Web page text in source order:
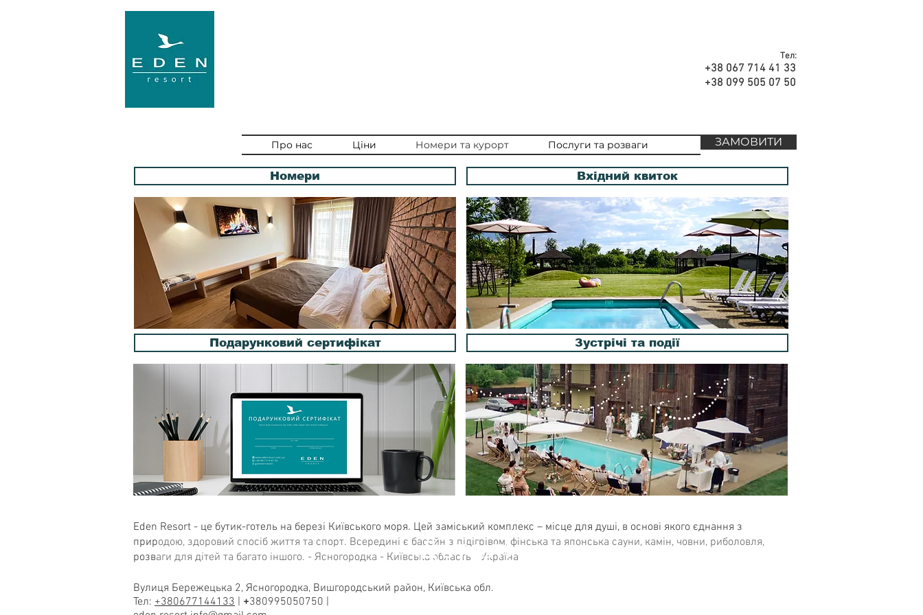
Тел:
+38 067 714 41 33
+38 099 505 07 50
Про нас Ціни Номери та курорт Послуги та розваги ЗАМОВИТИ
Номери Вхідний квиток
Подарунковий сертифікат Зустрічі та події
Eden Resort - це бутик-готель на березі Київського моря. Цей заміський комплекс – місце для душі, в основі якого єднання з
природою, здоровий спосіб життя та спорт. Всередині є басейн з підігрівом, фінська та японська сауни, камін, човни, риболовля,
розваги для дітей та багато іншого. - Ясногородка - Київська область - Україна
Деталі
Вулиця Бережецька 2, Ясногородка, Вишгородський район, Київська обл.
Тел: +380677144133 | +380995050750 |